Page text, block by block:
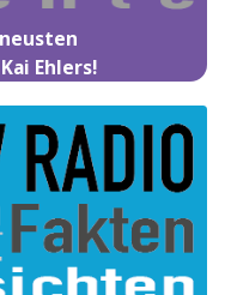
Ehlers!